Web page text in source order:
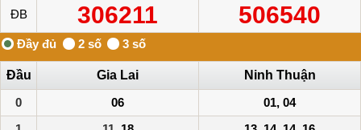
ĐB 306211 506540
Đầu Gia Lai
Ninh Thuận
0
06
01, 04